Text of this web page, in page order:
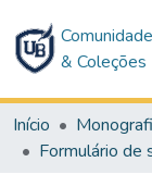
& Coleções
Início